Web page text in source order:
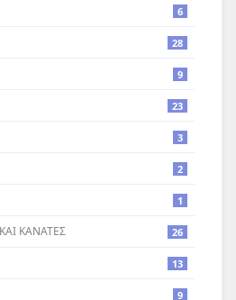
6
28
9
23
3
2
1
ΚΑΝΑΤΕΣ 26
13
9